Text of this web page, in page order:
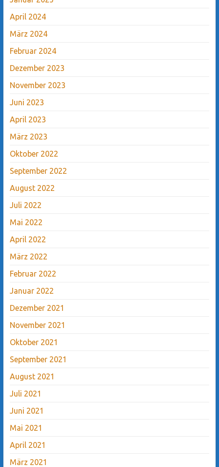
April 2024
März 2024
Februar 2024
Dezember 2023
November 2023
Juni 2023
April 2023
März 2023
Oktober 2022
September 2022
August 2022
Juli 2022
Mai 2022
April 2022
März 2022
Februar 2022
Januar 2022
Dezember 2021
November 2021
Oktober 2021
September 2021
August 2021
Juli 2021
Juni 2021
Mai 2021
April 2021
März 2021